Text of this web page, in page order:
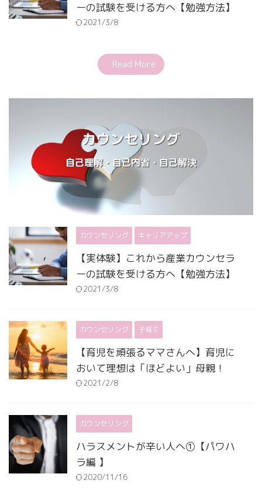
ーの試験を受ける方へ【勉強方法】
2021/3/8
Read More
カウンセリング
自己理解・自己内省・自己解決
カウンセリング キャリアアップ
【実体験】これから産業カウンセラ
ーの試験を受ける方へ【勉強方法】
2021/3/8
カウンセリング 子育て
【育児を頑張るママさんへ】育児に
おいて理想は「ほどよい」母親！
2021/2/8
カウンセリング
ハラスメントが辛い人へ①【パワハ
ラ編 】
2020/11/16